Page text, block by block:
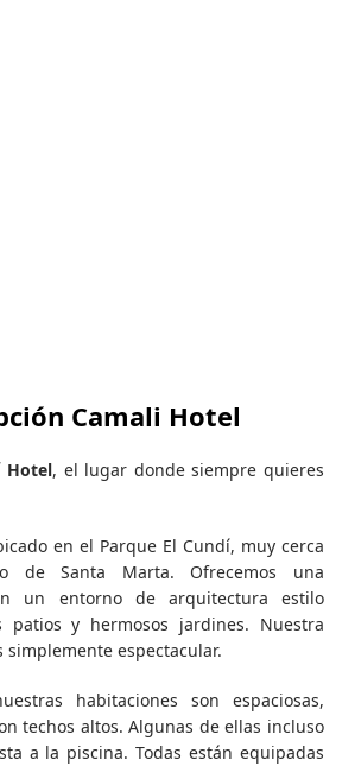
Camali Hotel
Hotel, el lugar donde siempre quieres
en el Parque El Cundí, muy cerca
de Santa Marta. Ofrecemos una
un entorno de arquitectura estilo
patios y hermosos jardines. Nuestra
espectacular.
habitaciones son espaciosas,
techos altos. Algunas de ellas incluso
a la piscina. Todas están equipadas